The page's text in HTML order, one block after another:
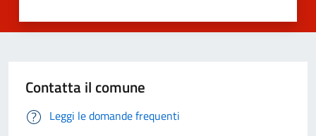
Contatta il comune
Leggi le domande frequenti